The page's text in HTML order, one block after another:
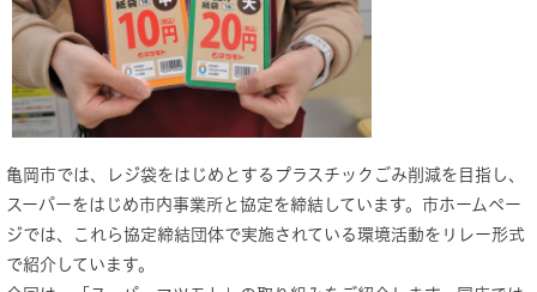
亀岡市では、レジ袋をはじめとするプラスチックごみ削減を目指し、
スーパーをはじめ市内事業所と協定を締結しています。市ホームペー
ジでは、これら協定締結団体で実施されている環境活動をリレー形式
で紹介しています。